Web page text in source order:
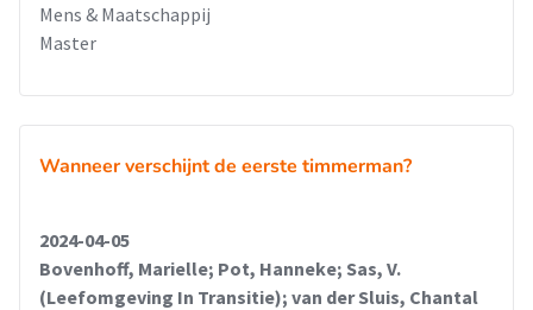
Mens & Maatschappij
Master
Wanneer verschijnt de eerste timmerman?
2024-04-05
Bovenhoff, Marielle; Pot, Hanneke; Sas, V.
(Leefomgeving In Transitie); van der Sluis, Chantal